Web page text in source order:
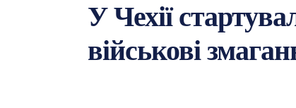
У Чехії
військові